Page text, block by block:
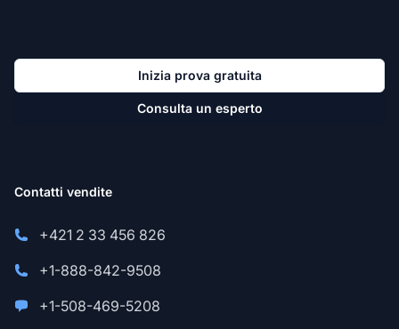
Inizia prova gratuita
Consulta un esperto
Contatti vendite
+421 2 33 456 826
+1-888-842-9508
+1-508-469-5208